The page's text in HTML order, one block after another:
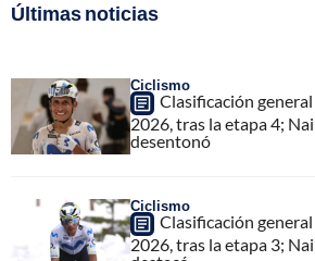
Últimas noticias
Ciclismo
Clasificación
2026, tras la etapa 4;
desentonó
Ciclismo
Clasificación
2026, tras la etapa 3;